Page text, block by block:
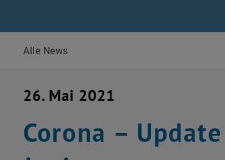
Alle News
26. Mai 2021
Corona –